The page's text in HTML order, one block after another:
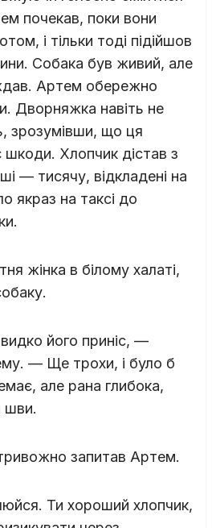
почекав, поки вони
і тільки тоді підійшов
Собака був живий, але
Артем обережно
Дворняжка навіть не
зрозумівши, що ця
Хлопчик дістав з
— тисячу, відкладені на
якраз на таксі до
жінка в білому халаті,
його приніс, —
— Ще трохи, і було б
але рана глибока,
шви.
запитав Артем.
Ти хороший хлопчик,